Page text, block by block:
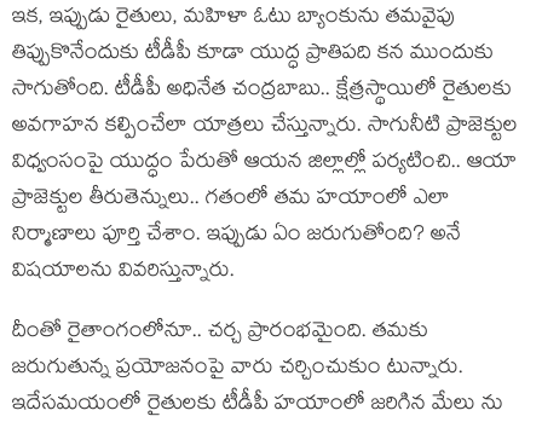
ఇక‌, ఇప్పుడు రైతులు, మ‌హిళా ఓటు బ్యాంకును త‌మవైపు
తిప్పుకొనేందుకు టీడీపీ కూడా యుద్ధ ప్రాతిపది క‌న ముందుకు
సాగుతోంది. టీడీపీ అధినేత చంద్ర‌బాబు.. క్షేత్ర‌స్థాయిలో రైతుల‌కు
అవ‌గాహ‌న క‌ల్పించేలా యాత్ర‌లు చేస్తున్నారు. సాగునీటి ప్రాజెక్టుల
విధ్వంసంపై యుద్ధం పేరుతో ఆయ‌న జిల్లాల్లో ప‌ర్య‌టించి.. ఆయా
ప్రాజెక్టుల తీరుతెన్నులు.. గ‌తంలో త‌మ హ‌యాంలో ఎలా
నిర్మాణాలు పూర్తి చేశాం. ఇప్పుడు ఏం జ‌రుగుతోంది? అనే
విష‌యాల‌ను వివ‌రిస్తున్నారు.
దీంతో రైతాంగంలోనూ.. చ‌ర్చ ప్రారంభ‌మైంది. త‌మ‌కు
జ‌రుగుతున్న ప్ర‌యోజ‌నంపై వారు చ‌ర్చించుకుం టున్నారు.
ఇదేస‌మ‌యంలో రైతుల‌కు టీడీపీ హ‌యాంలో జ‌రిగిన మేలు ను